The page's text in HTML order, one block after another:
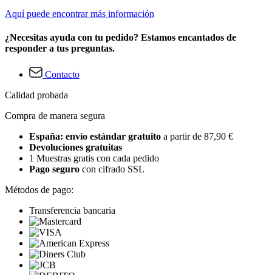
Aquí puede encontrar más información
¿Necesitas ayuda con tu pedido? Estamos encantados de
responder a tus preguntas.
Contacto
Calidad probada
Compra de manera segura
España: envío estándar gratuito a partir de 87,90 €
Devoluciones gratuitas
1 Muestras gratis con cada pedido
Pago seguro con cifrado SSL
Métodos de pago:
Transferencia bancaria